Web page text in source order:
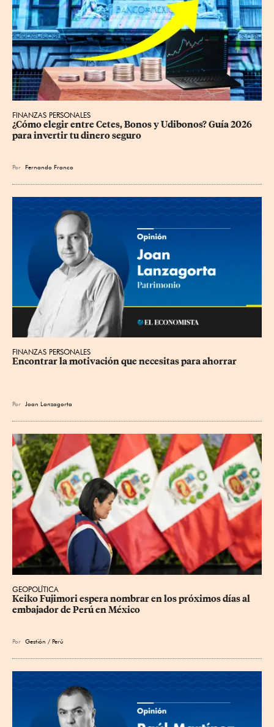
FINANZAS PERSONALES
¿Cómo elegir entre Cetes, Bonos y Udibonos? Guía 2026
para invertir tu dinero seguro
Por Fernando Franco
FINANZAS PERSONALES
Encontrar la motivación que necesitas para ahorrar
Por Joan Lanzagorta
GEOPOLÍTICA
Keiko Fujimori espera nombrar en los próximos días al
embajador de Perú en México
Por Gestión / Perú